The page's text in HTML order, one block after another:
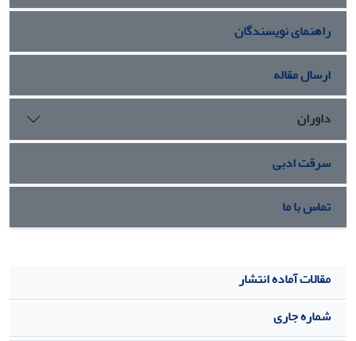
بیشتری دارد. تفاوتهای ایجاد شده در صفات تشریحی جمعیت‫ها
شباهت یا تفاوت خصوصیات زیستگاه‫ها عامل مهمی در ایجاد
شباهت یا تفاوت بین جمعیت‫ها می باشد.
راهنمای نویسندگان
ارسال مقاله
داوران
سرقت ادبی
تماس با ما
مقالات آماده انتشار
شماره جاری